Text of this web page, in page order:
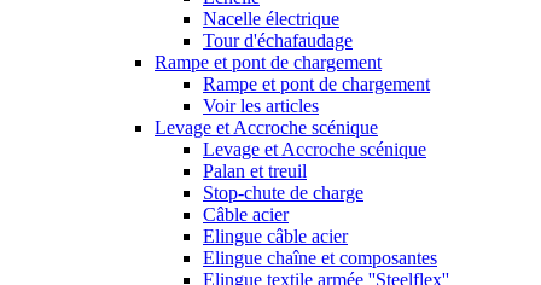
Nacelle électrique
Tour d'échafaudage
Rampe et pont de chargement
Rampe et pont de chargement
Voir les articles
Levage et Accroche scénique
Levage et Accroche scénique
Palan et treuil
Stop-chute de charge
Câble acier
Elingue câble acier
Elingue chaîne et composantes
Elingue textile armée ''Steelflex''